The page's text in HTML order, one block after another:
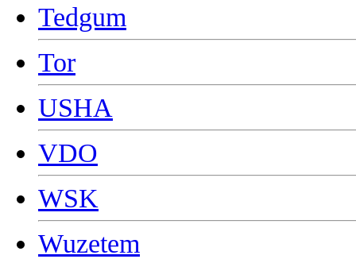
Tedgum
Tor
USHA
VDO
WSK
Wuzetem